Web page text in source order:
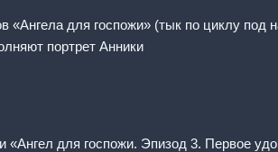
«Ангела для госпожи» (тык по циклу под
портрет Анники
«Ангел для госпожи. Эпизод 3. Первое